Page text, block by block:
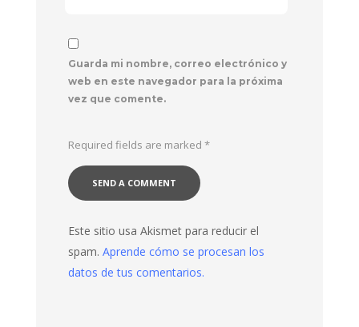
Guarda mi nombre, correo electrónico y
web en este navegador para la próxima
vez que comente.
Required fields are marked *
Este sitio usa Akismet para reducir el
spam. Aprende cómo se procesan los
datos de tus comentarios.